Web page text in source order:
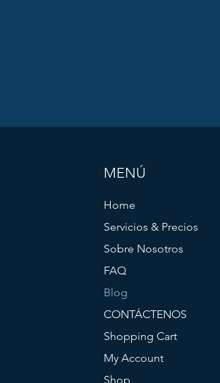
MENÚ
Home
Servicios & Precios
Sobre Nosotros
FAQ
Blog
CONTÁCTENOS
Shopping Cart
My Account
Shop